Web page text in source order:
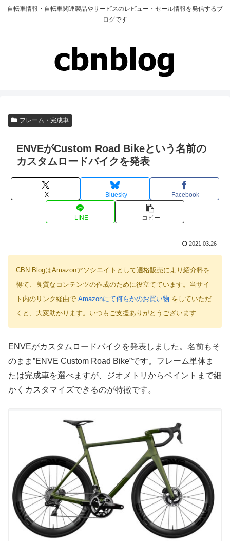
自転車情報・自転車関連製品やサービスのレビュー・セール情報を発信するブ
ログです
フレーム・完成車
ENVEがCustom Road Bikeという名前の
カスタムロードバイクを発表
X Bluesky Facebook
LINE コピー
2021.03.26
CBN BlogはAmazonアソシエイトとして適格販売により紹介料を
得て、良質なコンテンツの作成のために役立てています。当サイ
ト内のリンク経由で Amazonにて何らかのお買い物 をしていただ
くと、大変助かります。いつもご支援ありがとうございます
ENVEがカスタムロードバイクを発表しました。名前もそ
のまま”ENVE Custom Road Bike”です。フレーム単体ま
たは完成車を選べますが、ジオメトリからペイントまで細
かくカスタマイズできるのが特徴です。